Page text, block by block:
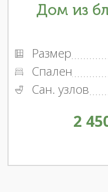
Дом из
Размер
Спален
Сан. узлов
2